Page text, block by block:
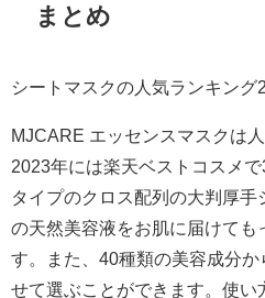
まとめ
シートマスクの人気ランキング
MJCARE エッセンスマスクは
2023年には楽天ベストコスメ
タイプのクロス配列の大判厚手
の天然美容液をお肌に届けても
す。また、40種類の美容成分
せて選ぶことができます。使い